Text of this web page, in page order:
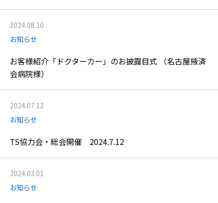
2024.08.10
お知らせ
お客様紹介「ドクターカー」のお披露目式 （名古屋掖済
会病院様）
2024.07.12
お知らせ
TS協力会・総会開催 2024.7.12
2024.03.01
お知らせ